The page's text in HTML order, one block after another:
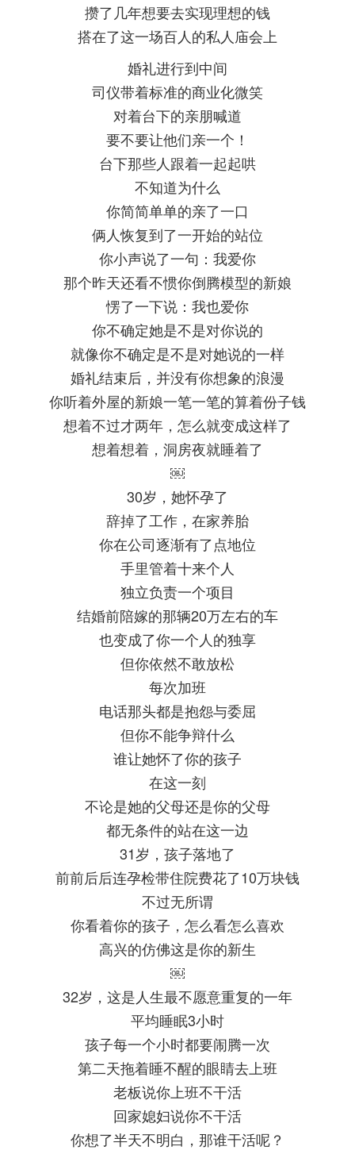
攒了几年想要去实现理想的钱
搭在了这一场百人的私人庙会上
婚礼进行到中间
司仪带着标准的商业化微笑
对着台下的亲朋喊道
要不要让他们亲一个！
台下那些人跟着一起起哄
不知道为什么
你简简单单的亲了一口
俩人恢复到了一开始的站位
你小声说了一句：我爱你
那个昨天还看不惯你倒腾模型的新娘
愣了一下说：我也爱你
你不确定她是不是对你说的
就像你不确定是不是对她说的一样
婚礼结束后，并没有你想象的浪漫
你听着外屋的新娘一笔一笔的算着份子钱
想着不过才两年，怎么就变成这样了
想着想着，洞房夜就睡着了
￼
30岁，她怀孕了
辞掉了工作，在家养胎
你在公司逐渐有了点地位
手里管着十来个人
独立负责一个项目
结婚前陪嫁的那辆20万左右的车
也变成了你一个人的独享
但你依然不敢放松
每次加班
电话那头都是抱怨与委屈
但你不能争辩什么
谁让她怀了你的孩子
在这一刻
不论是她的父母还是你的父母
都无条件的站在这一边
31岁，孩子落地了
前前后后连孕检带住院费花了10万块钱
不过无所谓
你看着你的孩子，怎么看怎么喜欢
高兴的仿佛这是你的新生
￼
32岁，这是人生最不愿意重复的一年
平均睡眠3小时
孩子每一个小时都要闹腾一次
第二天拖着睡不醒的眼睛去上班
老板说你上班不干活
回家媳妇说你不干活
你想了半天不明白，那谁干活呢？